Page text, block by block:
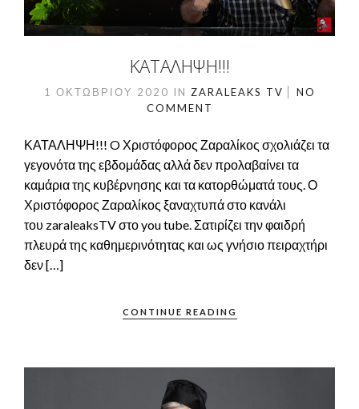
ΚΑΤΑΛΗΨΗ!!!
1 ΟΚΤΩΒΡΊΟΥ 2020 IN ZARALEAKS TV
NO
COMMENT
ΚΑΤΑΛΗΨΗ!!! O Χριστόφορος Ζαραλίκος σχολιάζει τα
γεγονότα της εβδομάδας αλλά δεν προλαβαίνει τα
καμάρια της κυβέρνησης και τα κατορθώματά τους. Ο
Χριστόφορος Ζαραλίκος ξαναχτυπά στο κανάλι
του zaraleaksTV στο you tube. Σατιρίζει την φαιδρή
πλευρά της καθημερινότητας και ως γνήσιο πειραχτήρι
δεν […]
CONTINUE READING